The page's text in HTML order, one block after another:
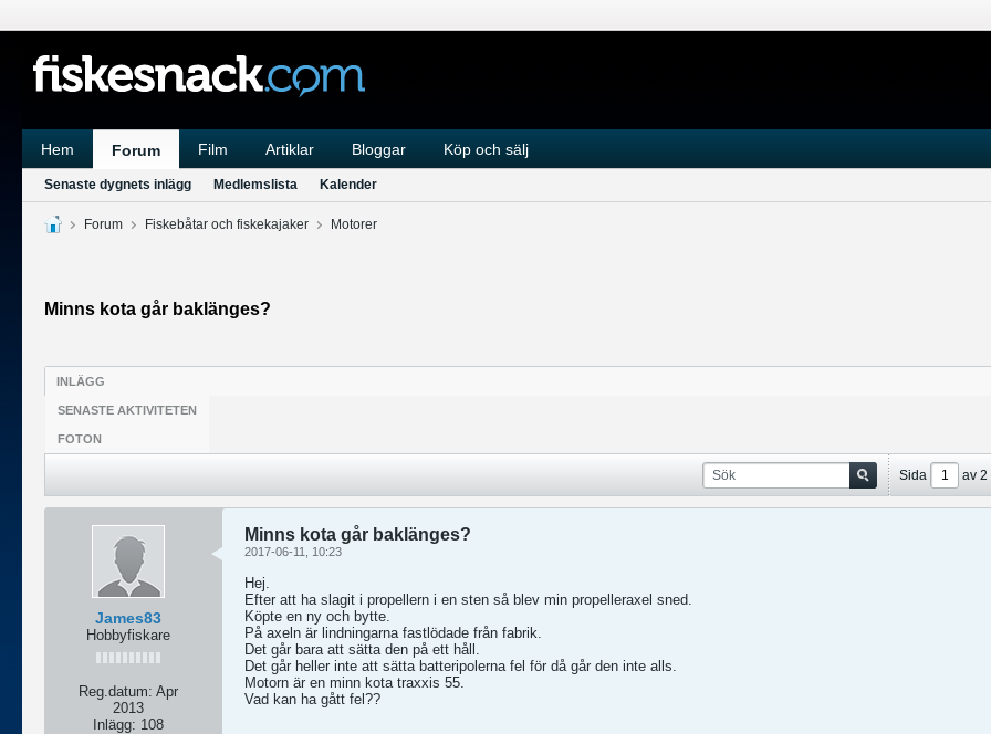
Hem Forum Film Artiklar Bloggar Köp och sälj
Senaste dygnets inlägg Medlemslista Kalender
Forum Fiskebåtar och fiskekajaker Motorer
Minns kota går baklänges?
INLÄGG
SENASTE AKTIVITETEN
FOTON
Sida av 2
James83
Hobbyfiskare
Reg.datum: Apr
2013
Inlägg: 108
Minns kota går baklänges?
2017-06-11, 10:23
Hej.
Efter att ha slagit i propellern i en sten så blev min propelleraxel sned.
Köpte en ny och bytte.
På axeln är lindningarna​ fastlödade från fabrik.
Det går bara att sätta den på ett håll.
Det går heller inte att sätta batteripolerna fel för då går den inte alls.
Motorn är en minn kota traxxis 55.
Vad kan ha gått fel??